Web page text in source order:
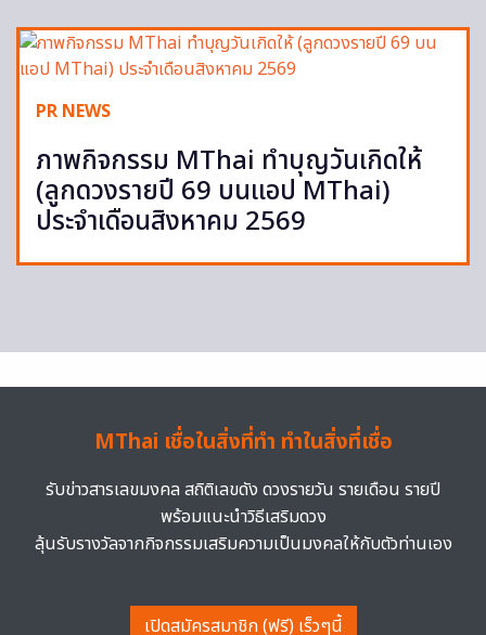
PR NEWS
ภาพกิจกรรม MThai ทำบุญวันเกิดให้
(ลูกดวงรายปี 69 บนแอป MThai)
ประจำเดือนสิงหาคม 2569
MThai เชื่อในสิ่งที่ทำ ทำในสิ่งที่เชื่อ
รับข่าวสารเลขมงคล สถิติเลขดัง ดวงรายวัน รายเดือน รายปี
พร้อมแนะนำวิธีเสริมดวง
ลุ้นรับรางวัลจากกิจกรรมเสริมความเป็นมงคลให้กับตัวท่านเอง
เปิดสมัครสมาชิก (ฟรี) เร็วๆนี้